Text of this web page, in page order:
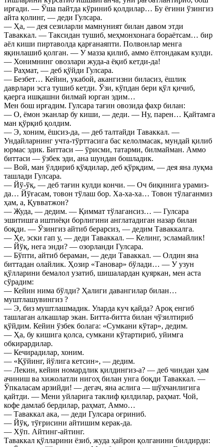
ирғади. — Ўша пайтда кўриниб қолдилар… Бу ёғини ўзингиз
айта қолинг, — деди Гулсара.
— Ҳа, — дея сезиларли мамнуният билан давом этди
Таваккал. — Таксидан тушиб, меҳмонхонага бораётсам… бир
аёл киши пиртаволда қарғанаяпти. Полвонлар менга
яқинлашиб қолган. — У мазза қилиб, аммо ёлтондакам кулди.
— Хонимнинг овозлари жуда-а ёқиб кетди-да!
— Раҳмат, — деб қўйди Гулсара.
— Безбет… Кейин, укабой, акангизни биласиз, ёшлик
даврлари эсга тушиб кетди. Ўзи, кўпдан бери қўл қичиб,
қаерга ишқашни билмай юрган эдим…
Мен бош ирғадим. Гулсара тағин овозида фахр билан:
— О, ёмон эканлар бу киши, — деди. — Ну, парен… Қайтамга
ман қўрқиб қолдим.
— Э, хоним, ёшсиз-да, — деб талтайди Таваккал. —
Ундайларнинг учта-тўрттасига бас келолмасак, мундай қилиб
юрмас эдик. Биттаси — ўрисми, татарми, билмайман. Аммо
биттаси — ўзбек эди, ана шундан бошладик.
— Вой, ман ўлдириб қўядилар, деб қўрқдим, — дея яна луқма
ташлади Гулсара.
— Йў-ўқ, — деб тағин кулди кончи. — Оч биқинига урамиз-
да… Йўғасам, товон тўлаш бор. Ха-ха-ха… Товон тўлаганмиз
ҳам, а, Қувватжон?
— Жуда, — дедим. — Қиммат тўлагансиз… — Гулсара
эшитишга иштиёқи борлигини англатадиган назар билан
боқди. — Ўзингиз айтиб берарсиз, — дедим Таваккалга.
— Ҳе, эски гап у, — деди Таваккал. — Келинг, эсламайлик!
— Йўқ, нега энди? — озорланди Гулсара.
— Бўпти, айтиб бераман, — деди Таваккал. — Олдин яна
биттадан олайлик. Ҳозир «Тановар» бўлади… — У узун
қўлларини бемалол узатиб, шишалардан қуяркан, мен аста
сўрадим:
— Кейин нима бўлди? Ҳалиги давангилар билан…
муштлашувингиз ?
— Э, биз муштлашмадик. Уларда куч қайда? Ароқ енгиб
ташлаган алкашлар экан. Битта-битта билан чўзилтириб
қўйдим. Кейин ўзбек болага: «Сумкани кўтар», дедим.
— Ҳа, бу кишига қолса, сумкани кўтартириб, уйимга
обкирардилар.
— Кечирадилар, хоним.
— «Қўйинг, йўлига кетсин», — дедим.
— Лекин, кейин номардлик қилдингиз-а? — деб чиндан ҳам
ачиниш ва хижолатли нигоҳ билан унга боқди Таваккал. —
Ўпкаласам арзийди! — дегач, яна аслига — шўхчанлигига
қайтди. — Мени уйларига таклиф қилдилар, раҳмат. Чой,
кофе дамлаб бердилар, раҳмат, Аммо…
— Таваккал ака, — деди Гулсара оғриниб.
— Йўқ, тўғрисини айтишим керак-да.
— Хўп. Айтинг-айтинг.
Таваккал қўлларини ёзиб, жуда ҳайрон қолганини билдирди: